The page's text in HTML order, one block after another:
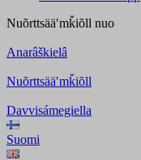
Nuõrttsääʹmǩiõll nuo
Anarâškielâ
Nuõrttsääʹmǩiõll
Davvisámegiella
Suomi